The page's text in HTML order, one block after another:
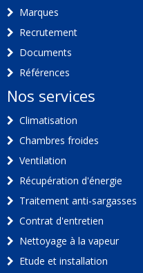
Marques
Recrutement
Documents
Références
Nos services
Climatisation
Chambres froides
Ventilation
Récupération d'énergie
Traitement anti-sargasses
Contrat d'entretien
Nettoyage à la vapeur
Etude et installation